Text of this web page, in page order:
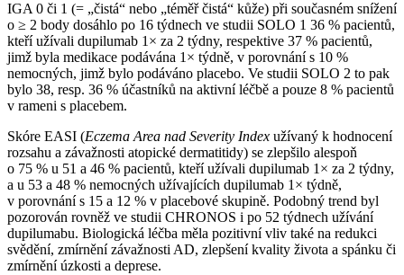
IGA 0 či 1 (= „čistá“ nebo „téměř čistá“ kůže) při současném snížení
o ≥ 2 body dosáhlo po 16 týdnech ve studii SOLO 1 36 % pacientů,
kteří užívali dupilumab 1× za 2 týdny, respektive 37 % pacientů,
jimž byla medikace podávána 1× týdně, v porovnání s 10 %
nemocných, jimž bylo podáváno placebo. Ve studii SOLO 2 to pak
bylo 38, resp. 36 % účastníků na aktivní léčbě a pouze 8 % pacientů
v rameni s placebem.
Skóre EASI (Eczema Area nad Severity Index užívaný k hodnocení
rozsahu a závažnosti atopické dermatitidy) se zlepšilo alespoň
o 75 % u 51 a 46 % pacientů, kteří užívali dupilumab 1× za 2 týdny,
a u 53 a 48 % nemocných užívajících dupilumab 1× týdně,
v porovnání s 15 a 12 % v placebové skupině. Podobný trend byl
pozorován rovněž ve studii CHRONOS i po 52 týdnech užívání
dupilumabu. Biologická léčba měla pozitivní vliv také na redukci
svědění, zmírnění závažnosti AD, zlepšení kvality života a spánku či
zmírnění úzkosti a deprese.